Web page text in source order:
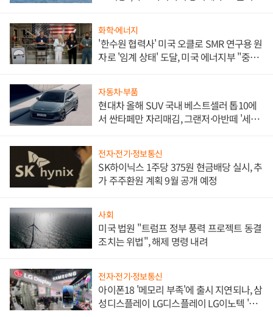
화학·에너지
'한수원 협력사' 미국 오클로 SMR 연구용 원
자로 '임계 상태' 도달, 미국 에너지부 "중요
자동차·부품
현대차 올해 SUV 국내 베스트셀러 톱10에
서 싼타페만 자리매김, 그랜저·아반떼 '세단
전자·전기·정보통신
SK하이닉스 1주당 375원 현금배당 실시, 추
가 주주환원 계획 9월 공개 예정
사회
미국 법원 "트럼프 정부 풍력 프로젝트 동결
조치는 위법", 해제 명령 내려
전자·전기·정보통신
아이폰18 '메모리 부족'에 출시 지연되나, 삼
성디스플레이 LG디스플레이 LG이노텍 '탈